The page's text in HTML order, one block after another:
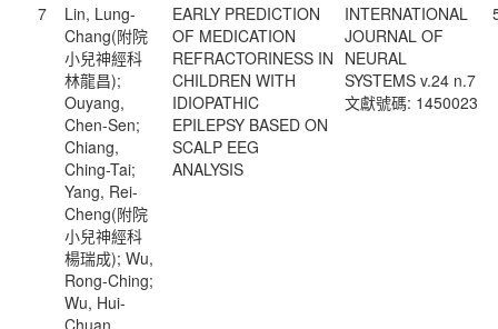
7
Lin, Lung-
Chang(附院
小兒神經科
林龍昌);
Ouyang,
Chen-Sen;
Chiang,
Ching-Tai;
Yang, Rei-
Cheng(附院
小兒神經科
楊瑞成); Wu,
Rong-Ching;
Wu, Hui-
Chuan
EARLY PREDICTION
OF MEDICATION
REFRACTORINESS IN
CHILDREN WITH
IDIOPATHIC
EPILEPSY BASED ON
SCALP EEG
ANALYSIS
INTERNATIONAL
JOURNAL OF
NEURAL
SYSTEMS v.24 n.7
文獻號碼: 1450023